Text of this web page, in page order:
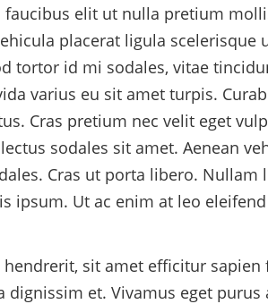
elit ut nulla pretium
placerat ligula scelerisque
tortor id mi sodales, vitae
varius eu sit amet turpis.
Cras pretium nec velit eget
sodales sit amet. Aenean
Cras ut porta libero. Nullam
ipsum. Ut ac enim at leo
sit amet efficitur
dignissim et. Vivamus eget